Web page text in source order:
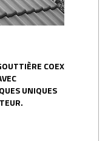
COEX
UNIQUES